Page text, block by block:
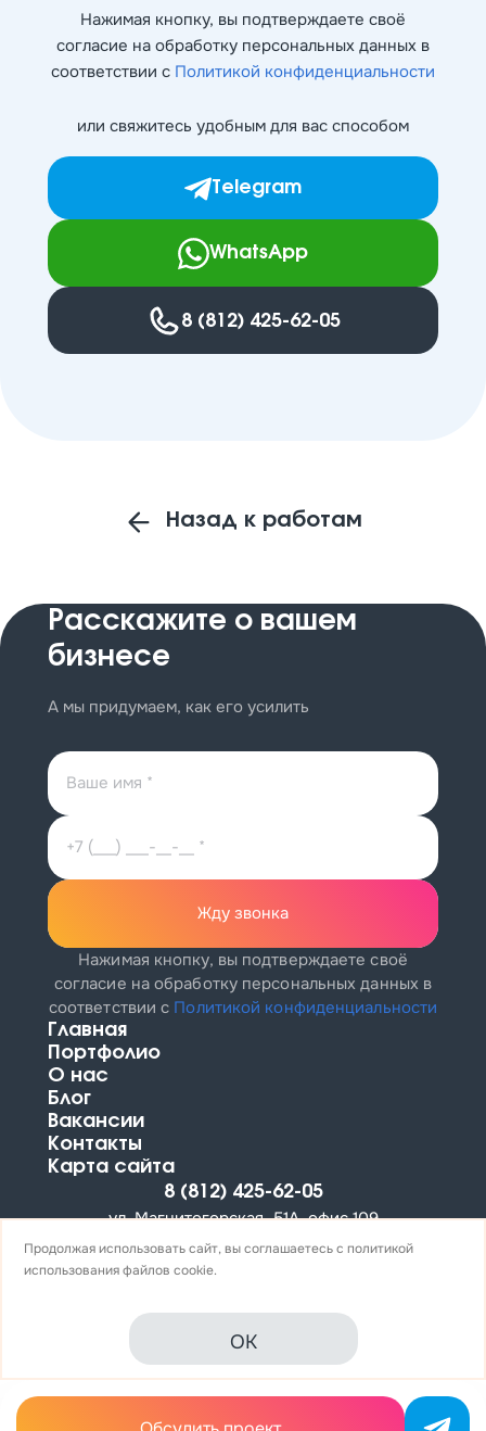
Нажимая кнопку, вы подтверждаете своё
согласие на обработку персональных данных в
соответствии с Политикой конфиденциальности
или свяжитесь удобным для вас способом
Telegram
WhatsApp
8 (812) 425-62-05
Назад к работам
Расскажите о вашем
бизнесе
А мы придумаем, как его усилить
Жду звонка
Нажимая кнопку, вы подтверждаете своё
согласие на обработку персональных данных в
соответствии с Политикой конфиденциальности
Главная
Портфолио
О нас
Блог
Вакансии
Контакты
Карта сайта
8 (812) 425-62-05
ул. Магнитогорская, 51А, офис 109
info@profitkit.ru
© PROFITKIT 2026
Политика конфиденциальности
Продолжая использовать сайт, вы соглашаетесь с политикой
использованияфайлов cookie.
OK